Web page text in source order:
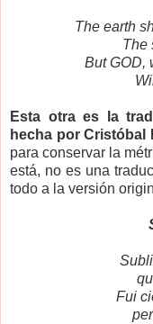
The earth
The
But GOD,
Esta otra es la
hecha por Cristóbal
para conservar la
está, no es una
todo a la versión
Fui